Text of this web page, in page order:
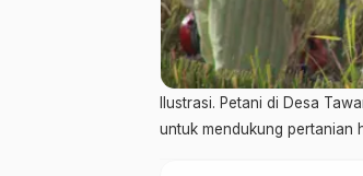
Ilustrasi. Petani di Desa
untuk mendukung pertanian